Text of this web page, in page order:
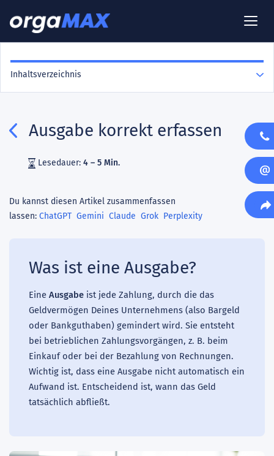
Ausgabe korrekt erfassen
Lesedauer: 4 – 5 Min.
Du kannst diesen Artikel zusammenfassen
lassen: ChatGPT Gemini Claude Grok Perplexity
Was ist eine Ausgabe?
Eine Ausgabe ist jede Zahlung, durch die das
Geldvermögen Deines Unternehmens (also Bargeld
oder Bankguthaben) gemindert wird. Sie entsteht
bei betrieblichen Zahlungsvorgängen, z. B. beim
Einkauf oder bei der Bezahlung von Rechnungen.
Wichtig ist, dass eine Ausgabe nicht automatisch ein
Aufwand ist. Entscheidend ist, wann das Geld
tatsächlich abfließt.
Inhaltsverzeichnis